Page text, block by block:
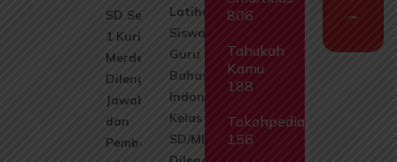
SD Semester
1 Kurikulum
Merdeka
Dilengkapi
Jawaban
dan
Pembahasan
Latihan
Siswa dan
Guru
Bahasa
Indonesia
Kelas 6
SD/MI
806
Tahukah
Kamu
188
Tokohpedia
156